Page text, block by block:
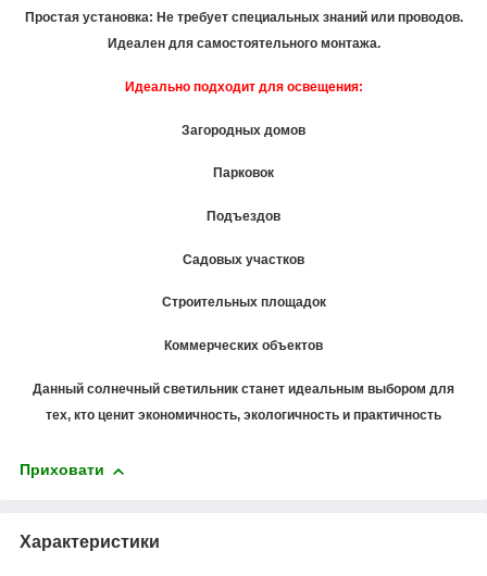
Простая установка: Не требует специальных знаний или проводов.
Идеален для самостоятельного монтажа.
Идеально подходит для освещения:
Загородных домов
Парковок
Подъездов
Садовых участков
Строительных площадок
Коммерческих объектов
Данный солнечный светильник станет идеальным выбором для
тех, кто ценит экономичность, экологичность и практичность
Приховати
Характеристики